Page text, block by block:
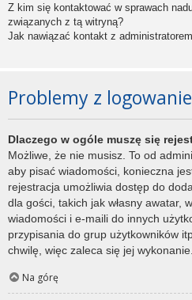
Z kim się kontaktować w sprawach
związanych z tą witryną?
Jak nawiązać kontakt z
Problemy z
Dlaczego w ogóle muszę się
Możliwe, że nie musisz. To od
aby pisać wiadomości, konieczna
rejestracja umożliwia dostęp do
dla gości, takich jak własny awatar,
wiadomości i e-maili do innych
przypisania do grup użytkowników
chwilę, więc zaleca się jej wykonanie.
Na górę